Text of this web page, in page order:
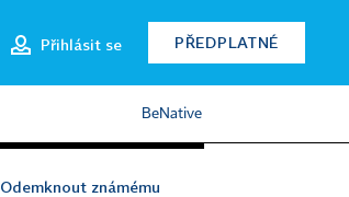
Přihlásit se PŘEDPLATNÉ
BeNative
Odemknout známému